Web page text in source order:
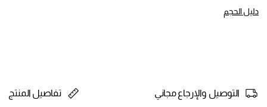
selected
دليل الحجم
التوصيل والإرجاع مجاني تفاصيل المنتج